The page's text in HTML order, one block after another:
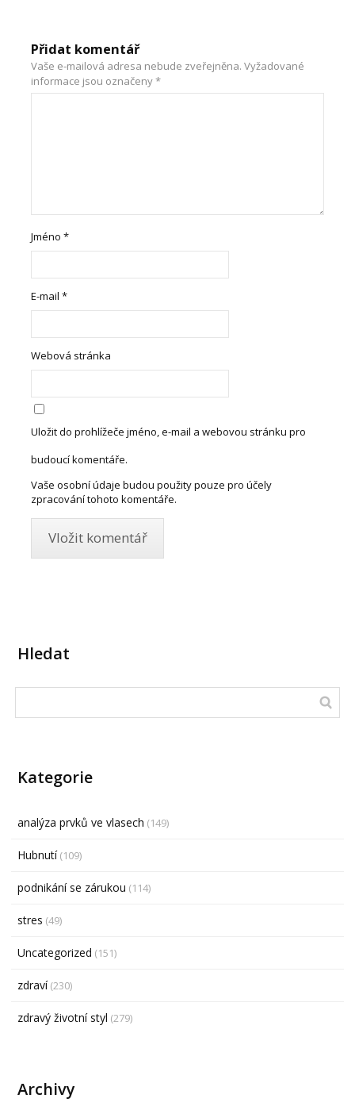
Přidat komentář
Vaše e-mailová adresa nebude zveřejněna. Vyžadované
informace jsou označeny*
Jméno*
E-mail*
Webová stránka
Uložit do prohlížeče jméno, e-mail a webovou stránku pro
budoucí komentáře.
Vaše osobní údaje budou použity pouze pro účely
zpracování tohoto komentáře.
Hledat
Kategorie
analýza prvků ve vlasech (149)
Hubnutí(109)
podnikání se zárukou (114)
stres (49)
Uncategorized (151)
zdraví(230)
zdravý životní styl (279)
Archivy